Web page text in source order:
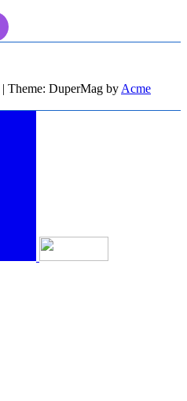
| Theme: DuperMag by Acme